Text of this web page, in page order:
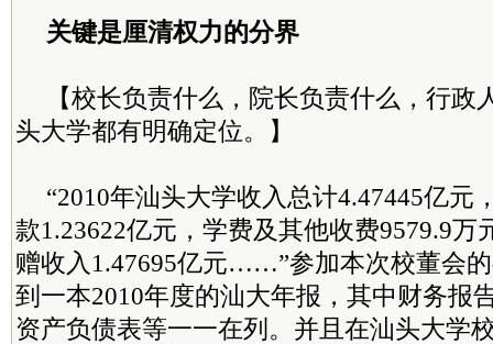
关键是厘清权力的分界
【校长负责什么，院长负责什么，行政
头大学都有明确定位。】
“2010年汕头大学收入总计4.47445亿元
款1.23622亿元，学费及其他收费9579.9万
赠收入1.47695亿元……”参加本次校董会
到一本2010年度的汕大年报，其中财务报
资产负债表等一一在列。并且在汕头大学